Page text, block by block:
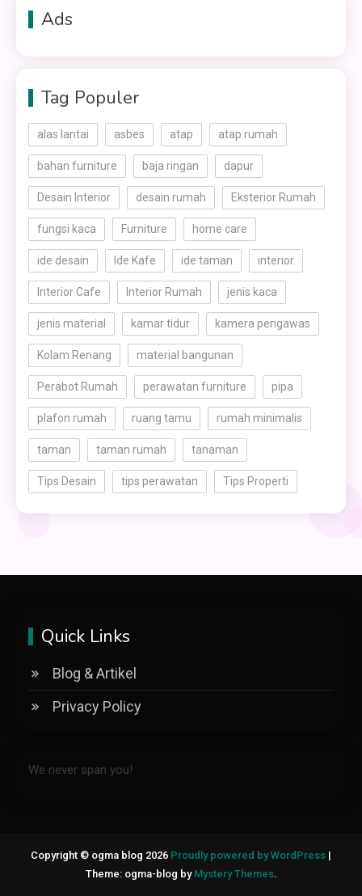
Ads
Tag Populer
alas lantai asbes atap atap rumah
bahan furniture baja ringan dapur
Desain Interior desain rumah Eksterior Rumah
fungsi kaca Furniture home care
ide desain Ide Kafe ide taman interior
Interior Cafe Interior Rumah jenis kaca
jenis material kamar tidur kamera pengawas
Kolam Renang material bangunan
Perabot Rumah perawatan furniture pipa
plafon rumah ruang tamu rumah minimalis
taman taman rumah tanaman
Tips Desain tips perawatan Tips Properti
Quick Links
Blog & Artikel
Privacy Policy
We never span you!
Copyright © ogma blog 2026 Proudly powered by WordPress |
Theme: ogma-blog by Mystery Themes.